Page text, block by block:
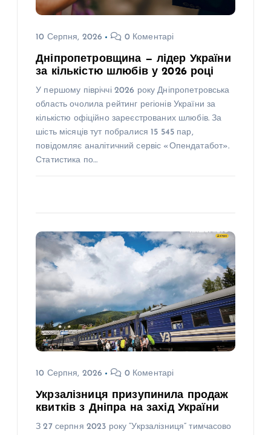
10 Серпня, 2026 0 Коментарі
Дніпропетровщина — лідер України
за кількістю шлюбів у 2026 році
У першому півріччі 2026 року Дніпропетровська
область очолила рейтинг регіонів України за
кількістю офіційно зареєстрованих шлюбів. За
шість місяців тут побралися 15 545 пар,
повідомляє аналітичний сервіс «Опендатабот».
Статистика по…
10 Серпня, 2026 0 Коментарі
Укрзалізниця призупинила продаж
квитків з Дніпра на захід України
З 27 серпня 2023 року “Укрзалізниця” тимчасово